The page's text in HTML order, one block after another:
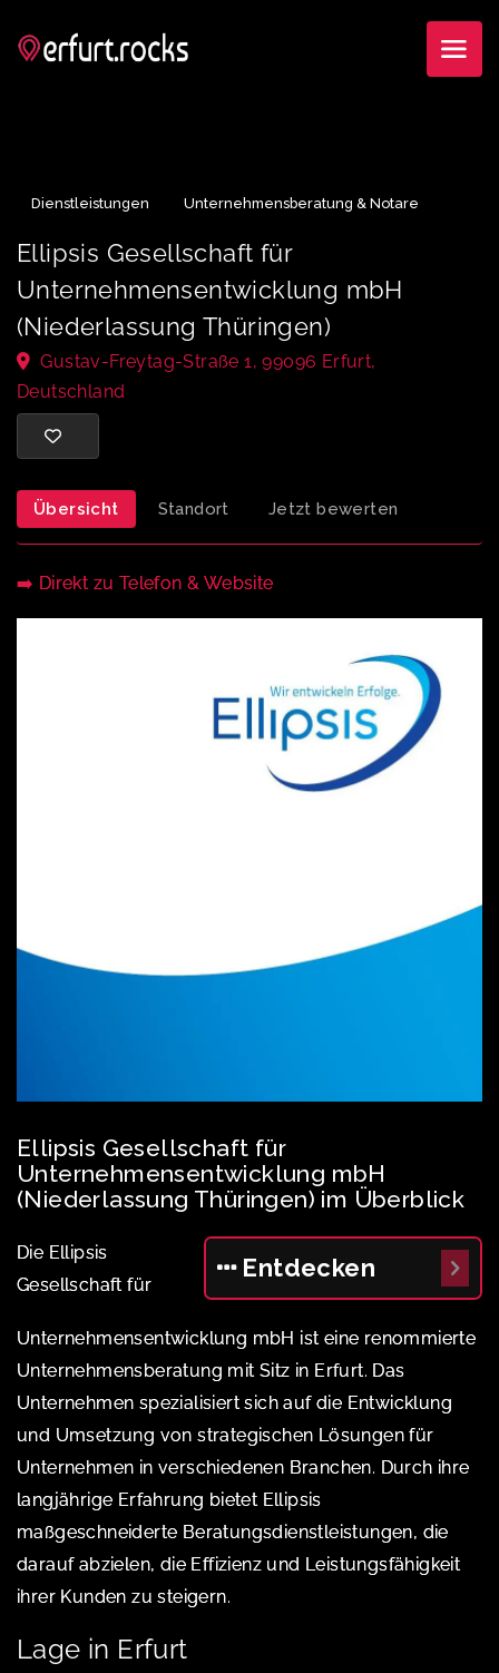
Ellipsis Gesellschaft für
Unternehmensentwicklung mbH
(Niederlassung Thüringen)
Gustav-Freytag-Straße 1, 99096 Erfurt,
Deutschland
Übersicht Standort Jetzt bewerten
➡️ Direkt zu Telefon & Website
Ellipsis Gesellschaft für
Unternehmensentwicklung mbH
(Niederlassung Thüringen) im Überblick
Entdecken
Die Ellipsis
Gesellschaft für
Unternehmensentwicklung mbH ist eine renommierte
Unternehmensberatung mit Sitz in Erfurt. Das
Unternehmen spezialisiert sich auf die Entwicklung
und Umsetzung von strategischen Lösungen für
Unternehmen in verschiedenen Branchen. Durch ihre
langjährige Erfahrung bietet Ellipsis
maßgeschneiderte Beratungsdienstleistungen, die
darauf abzielen, die Effizienz und Leistungsfähigkeit
ihrer Kunden zu steigern.
Lage in Erfurt